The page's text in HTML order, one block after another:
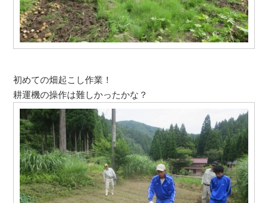
初めての畑起こし作業！
耕運機の操作は難しかったかな？